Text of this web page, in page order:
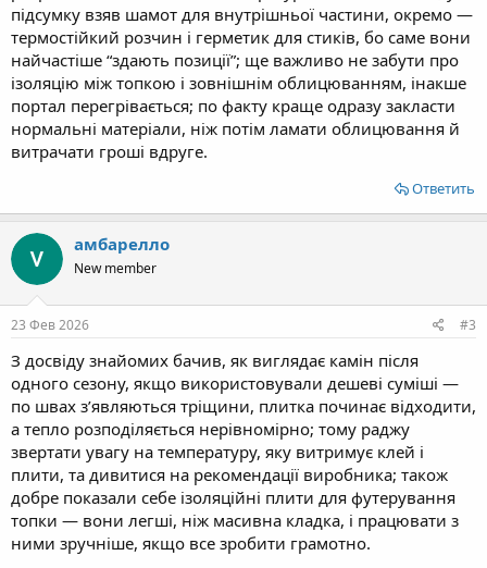
підсумку взяв шамот для внутрішньої частини, окремо —
термостійкий розчин і герметик для стиків, бо саме вони
найчастіше “здають позиції”; ще важливо не забути про
ізоляцію між топкою і зовнішнім облицюванням, інакше
портал перегрівається; по факту краще одразу закласти
нормальні матеріали, ніж потім ламати облицювання й
витрачати гроші вдруге.
Ответить
амбарелло
New member
23 Фев 2026 #3
З досвіду знайомих бачив, як виглядає камін після
одного сезону, якщо використовували дешеві суміші —
по швах з’являються тріщини, плитка починає відходити,
а тепло розподіляється нерівномірно; тому раджу
звертати увагу на температуру, яку витримує клей і
плити, та дивитися на рекомендації виробника; також
добре показали себе ізоляційні плити для футерування
топки — вони легші, ніж масивна кладка, і працювати з
ними зручніше, якщо все зробити грамотно.